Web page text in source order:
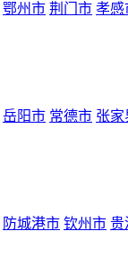
鄂州市 荆门市 孝感
岳阳市 常德市 张家
防城港市 钦州市 贵